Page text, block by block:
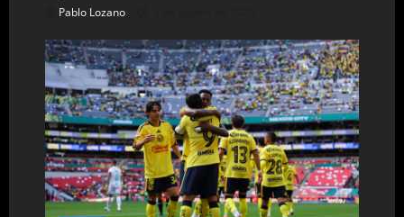
Pablo Lozano